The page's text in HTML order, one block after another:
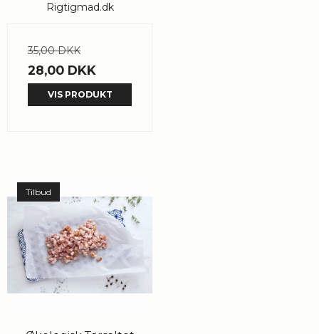
Rigtigmad.dk
35,00 DKK
28,00 DKK
VIS PRODUKT
Tilbud